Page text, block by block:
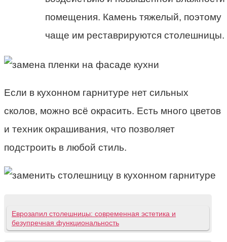
помещения. Камень тяжелый, поэтому
чаще им реставрируются столешницы.
Если в кухонном гарнитуре нет сильных
сколов, можно всё окрасить. Есть много цветов
и техник окрашивания, что позволяет
подстроить в любой стиль.
Еврозапил столешницы: современная эстетика и
безупречная функциональность